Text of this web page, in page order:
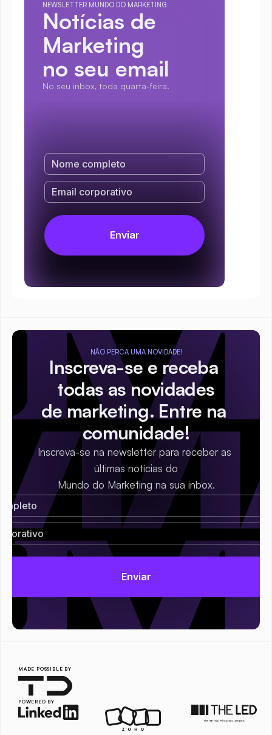
NEWSLETTER MUNDO DO MARKETING
Notícias de
Marketing
no seu email
No seu inbox, toda quarta-feira.
NÃO PERCA UMA NOVIDADE!
Inscreva-se e receba
todas as novidades
de marketing. Entre na
comunidade!
Inscreva-se na newsletter para receber as
últimas notícias do
Mundo do Marketing na sua inbox.
MADE POSSIBLE BY
POWERED BY